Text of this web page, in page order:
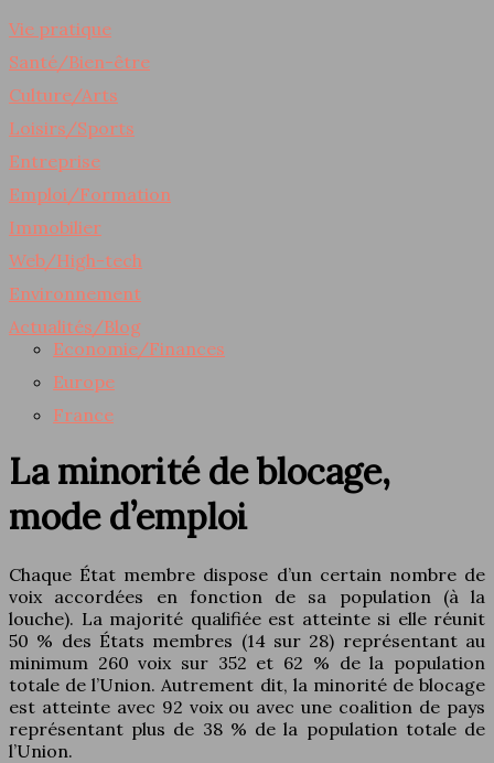
Vie pratique
Santé/Bien-être
Culture/Arts
Loisirs/Sports
Entreprise
Emploi/Formation
Immobilier
Web/High-tech
Environnement
Actualités/Blog
Economie/Finances
Europe
France
La minorité de blocage,
mode d’emploi
Chaque État membre dispose d’un certain nombre de
voix accordées en fonction de sa population (à la
louche). La majorité qualifiée est atteinte si elle réunit
50 % des États membres (14 sur 28) représentant au
minimum 260 voix sur 352 et 62 % de la population
totale de l’Union. Autrement dit, la minorité de blocage
est atteinte avec 92 voix ou avec une coalition de pays
représentant plus de 38 % de la population totale de
l’Union.